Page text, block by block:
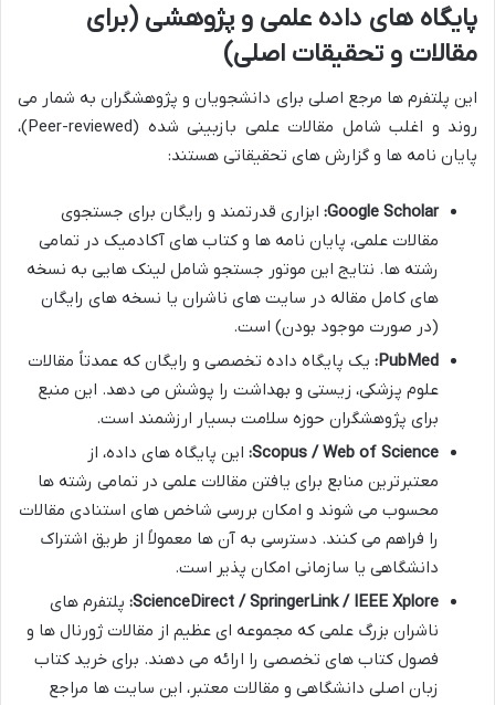
پایگاه های داده علمی و پژوهشی (برای
مقالات و تحقیقات اصلی)
این پلتفرم ها مرجع اصلی برای دانشجویان و پژوهشگران به شمار می
روند و اغلب شامل مقالات علمی بازبینی شده (Peer-reviewed)،
پایان نامه ها و گزارش های تحقیقاتی هستند:
Google Scholar: ابزاری قدرتمند و رایگان برای جستجوی
مقالات علمی، پایان نامه ها و کتاب های آکادمیک در تمامی
رشته ها. نتایج این موتور جستجو شامل لینک هایی به نسخه
های کامل مقاله در سایت های ناشران یا نسخه های رایگان
(در صورت موجود بودن) است.
PubMed: یک پایگاه داده تخصصی و رایگان که عمدتاً مقالات
علوم پزشکی، زیستی و بهداشت را پوشش می دهد. این منبع
برای پژوهشگران حوزه سلامت بسیار ارزشمند است.
Scopus / Web of Science: این پایگاه های داده، از
معتبرترین منابع برای یافتن مقالات علمی در تمامی رشته ها
محسوب می شوند و امکان بررسی شاخص های استنادی مقالات
را فراهم می کنند. دسترسی به آن ها معمولاً از طریق اشتراک
دانشگاهی یا سازمانی امکان پذیر است.
ScienceDirect / SpringerLink / IEEE Xplore: پلتفرم های
ناشران بزرگ علمی که مجموعه ای عظیم از مقالات ژورنال ها و
فصول کتاب های تخصصی را ارائه می دهند. برای خرید کتاب
زبان اصلی دانشگاهی و مقالات معتبر، این سایت ها مراجع